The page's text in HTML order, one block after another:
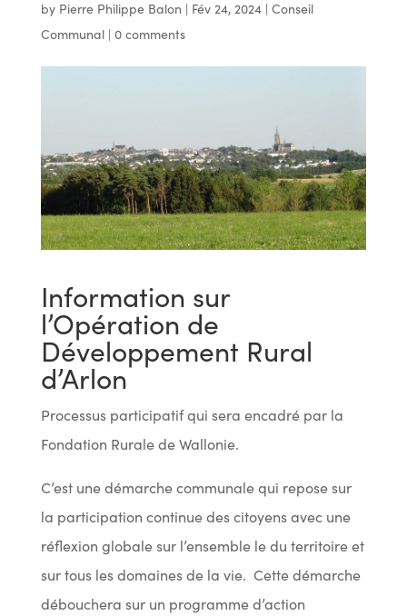
by Pierre Philippe Balon | Fév 24, 2024| Conseil
Communal| 0 comments
Information sur
l’Opération de
Développement Rural
d’Arlon
Processus participatif qui sera encadré par la
Fondation Rurale de Wallonie.
C’est une démarche communale qui repose sur
la participation continue des citoyens avec une
réflexion globale sur l’ensemble le du territoire et
sur tous les domaines de la vie. Cette démarche
débouchera sur un programme d’action